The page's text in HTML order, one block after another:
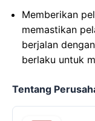
Memberikan
memastikan
berjalan
berlaku untuk
Tentang